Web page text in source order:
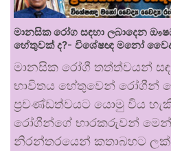
මානසික රෝග සඳහා ලබාදෙන
හේතුවක් ද?- විශේෂඥ මනෝ
මානසික රෝගී තත්ත්වයන්
භාවිතය හේතුවෙන් රෝගීන්
ප්‍රචණ්ඩත්වයට යොමු විය
රෝගීන්ගේ භාරකරුවන්
නිරන්තරයෙන් කතාබහට